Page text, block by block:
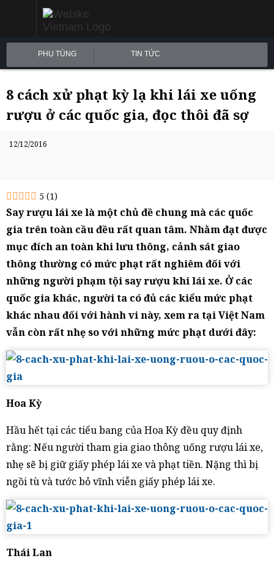
PHỤ TÙNG TIN TỨC
8 cách xử phạt kỳ lạ khi lái xe uống
rượu ở các quốc gia, đọc thôi đã sợ
12/12/2016
5 (1)
Say rượu lái xe là một chủ đề chung mà các quốc
gia trên toàn cầu đều rất quan tâm. Nhằm đạt được
mục đích an toàn khi lưu thông, cảnh sát giao
thông thường có mức phạt rất nghiêm đối với
những người phạm tội say rượu khi lái xe. Ở các
quốc gia khác, người ta có đủ các kiểu mức phạt
khác nhau đối với hành vi này, xem ra tại Việt Nam
vẫn còn rất nhẹ so với những mức phạt dưới đây:
Hoa Kỳ
Hầu hết tại các tiểu bang của Hoa Kỳ đều quy định
rằng: Nếu người tham gia giao thông uống rượu lái xe,
nhẹ sẽ bị giữ giấy phép lái xe và phạt tiền. Nặng thì bị
ngồi tù và tước bỏ vĩnh viễn giấy phép lái xe.
Thái Lan